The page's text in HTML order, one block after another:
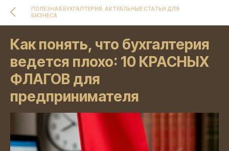
ПОЛЕЗНАЯ БУХГАЛТЕРИЯ: АКТУАЛЬНЫЕ СТАТЬИ ДЛЯ
БИЗНЕСА
Как понять, что бухгалтерия
ведется плохо: 10 КРАСНЫХ
ФЛАГОВ для
предпринимателя